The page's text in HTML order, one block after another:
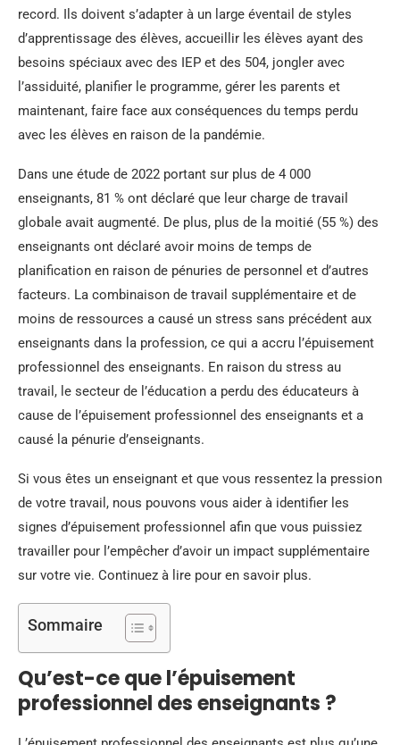
record. Ils doivent s’adapter à un large éventail de styles
d’apprentissage des élèves, accueillir les élèves ayant des
besoins spéciaux avec des IEP et des 504, jongler avec
l’assiduité, planifier le programme, gérer les parents et
maintenant, faire face aux conséquences du temps perdu
avec les élèves en raison de la pandémie.
Dans une étude de 2022 portant sur plus de 4 000
enseignants, 81 % ont déclaré que leur charge de travail
globale avait augmenté. De plus, plus de la moitié (55 %) des
enseignants ont déclaré avoir moins de temps de
planification en raison de pénuries de personnel et d’autres
facteurs. La combinaison de travail supplémentaire et de
moins de ressources a causé un stress sans précédent aux
enseignants dans la profession, ce qui a accru l’épuisement
professionnel des enseignants. En raison du stress au
travail, le secteur de l’éducation a perdu des éducateurs à
cause de l’épuisement professionnel des enseignants et a
causé la pénurie d’enseignants.
Si vous êtes un enseignant et que vous ressentez la pression
de votre travail, nous pouvons vous aider à identifier les
signes d’épuisement professionnel afin que vous puissiez
travailler pour l’empêcher d’avoir un impact supplémentaire
sur votre vie. Continuez à lire pour en savoir plus.
Sommaire
Qu’est-ce que l’épuisement
professionnel des enseignants ?